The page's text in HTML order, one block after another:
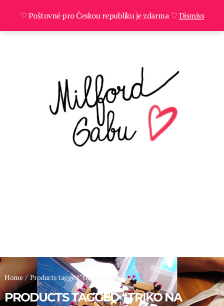
Home / Products tagged “triko na party”
PRODUCTS TAGGED “TRIKO NA
♡ Poštovné pro Českou republiku je zdarma ♡Dismiss